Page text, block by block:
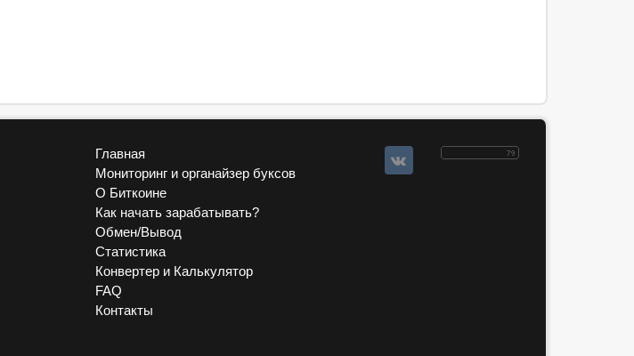
Главная
Мониторинг и органайзер буксов
О Биткоине
Как начать зарабатывать?
Обмен/Вывод
Статистика
Конвертер и Калькулятор
FAQ
Контакты